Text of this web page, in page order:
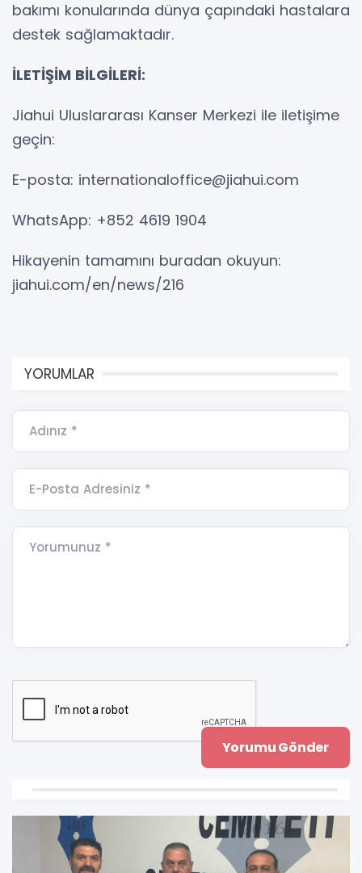
bakımı konularında dünya çapındaki hastalara
destek sağlamaktadır.
İLETİŞİM BİLGİLERİ:
Jiahui Uluslararası Kanser Merkezi ile iletişime
geçin:
E-posta: internationaloffice@jiahui.com
WhatsApp: +852 4619 1904
Hikayenin tamamını buradan okuyun:
jiahui.com/en/news/216
YORUMLAR
Adınız *
E-Posta Adresiniz *
Yorumunuz *